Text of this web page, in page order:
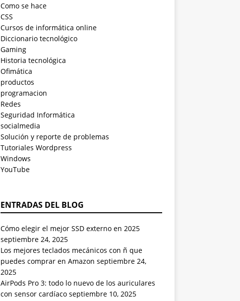
Como se hace
CSS
Cursos de informática online
Diccionario tecnológico
Gaming
Historia tecnológica
Ofimática
productos
programacion
Redes
Seguridad Informática
socialmedia
Solución y reporte de problemas
Tutoriales Wordpress
Windows
YouTube
ENTRADAS DEL BLOG
Cómo elegir el mejor SSD externo en 2025
septiembre 24, 2025
Los mejores teclados mecánicos con ñ que
puedes comprar en Amazon septiembre 24,
2025
AirPods Pro 3: todo lo nuevo de los auriculares
con sensor cardíaco septiembre 10, 2025